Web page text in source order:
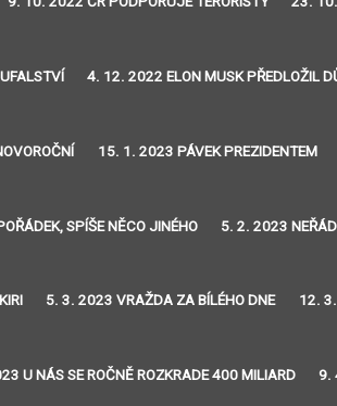
4. 12. 2022 ELON MUSK PŘEDLOŽIL
15. 1. 2023 PÁVEK PREZIDENTEM
SPÍŠE NĚCO JINÉHO 5. 2. 2023
5. 3. 2023 VRAŽDA ZA BÍLÉHO DNE 12.
U NÁS SE ROČNĚ ROZKRADE 400 MILIARD 9.